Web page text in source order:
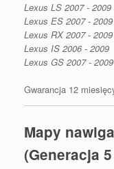
Lexus LS 2007 - 2009
Lexus ES 2007 - 2009
Lexus RX 2007 - 2009
Lexus IS 2006 - 2009
Lexus GS 2007 - 2009
Gwarancja 12
Mapy
(Generacja